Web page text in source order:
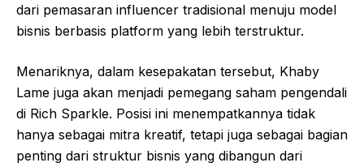
dari pemasaran influencer tradisional menuju model
bisnis berbasis platform yang lebih terstruktur.
Menariknya, dalam kesepakatan tersebut, Khaby
Lame juga akan menjadi pemegang saham pengendali
di Rich Sparkle. Posisi ini menempatkannya tidak
hanya sebagai mitra kreatif, tetapi juga sebagai bagian
penting dari struktur bisnis yang dibangun dari